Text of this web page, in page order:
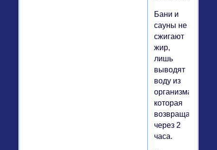
Бани и
сауны не
сжигают
жир,
лишь
выводят
воду из
организма,
которая
возвращается
через 2
часа.